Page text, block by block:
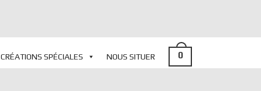
CRÉATIONS SPÉCIALES NOUS SITUER 0